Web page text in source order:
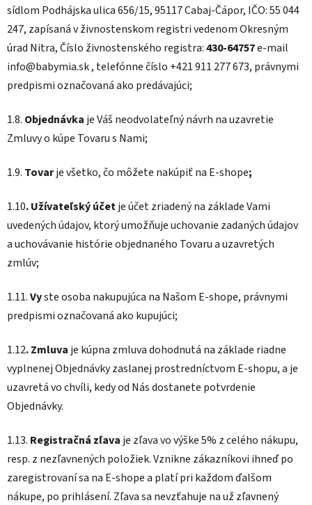
sídlom Podhájska ulica 656/15, 95117 Cabaj-Čápor, IČO: 55 044
247, zapísaná v živnostenskom registri vedenom Okresným
úrad Nitra, Číslo živnostenského registra:430-64757e-mail
info@babymia.sk , telefónne číslo +421 911 277 673, právnymi
predpismi označovaná ako predávajúci;
1.8. Objednávka je Váš neodvolateľný návrh na uzavretie
Zmluvy o kúpe Tovaru s Nami;
1.9. Tovarje všetko, čo môžete nakúpiť na E-shope;
1.10. Užívateľský účetje účet zriadený na základe Vami
uvedených údajov, ktorý umožňuje uchovanie zadaných údajov
a uchovávanie histórie objednaného Tovaru a uzavretých
zmlúv;
1.11.Vyste osoba nakupujúca na Našom E-shope, právnymi
predpismi označovaná ako kupujúci;
1.12. Zmluva je kúpna zmluva dohodnutá na základe riadne
vyplnenej Objednávky zaslanej prostredníctvom E-shopu, a je
uzavretá vo chvíli, kedy od Nás dostanete potvrdenie
Objednávky.
1.13. Registračná zľava je zľava vo výške 5% z celého nákupu,
resp. z nezľavnených položiek. Vznikne zákazníkovi ihneď po
zaregistrovaní sa na E-shope a platí pri každom ďalšom
nákupe, po prihlásení. Zľava sa nevzťahuje na už zľavnený